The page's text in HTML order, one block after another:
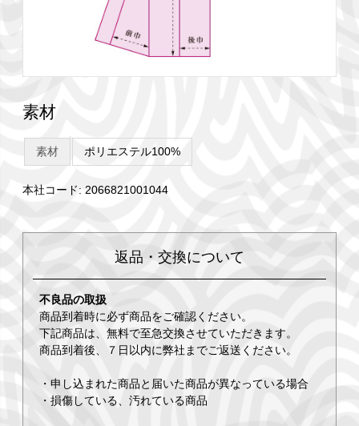
素材
素材 ポリエステル100%
本社コード: 2066821001044
返品・交換について
不良品の取扱
商品到着時に必ず商品をご確認ください。
下記商品は、無料で至急交換させていただきます。
商品到着後、７日以内に弊社までご返送ください。
・申し込まれた商品と届いた商品が異なっている場合
・損傷している、汚れている商品